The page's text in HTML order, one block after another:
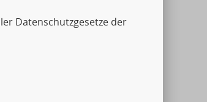
Datenschutzgesetze der